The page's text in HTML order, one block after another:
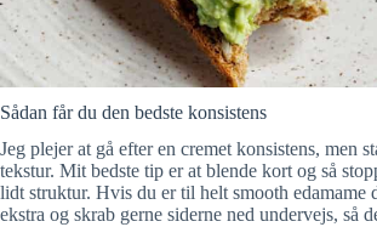
Sådan får du den bedste konsistens
Jeg plejer at gå efter en cremet konsistens, men
tekstur. Mit bedste tip er at blende kort og så
lidt struktur. Hvis du er til helt smooth edamame
ekstra og skrab gerne siderne ned undervejs, så